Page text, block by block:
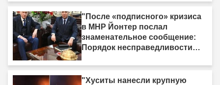
"После «подписного» кризиса
в MHP Йонтер послал
знаменательное сообщение:
Порядок несправедливости
"Хуситы нанесли крупную